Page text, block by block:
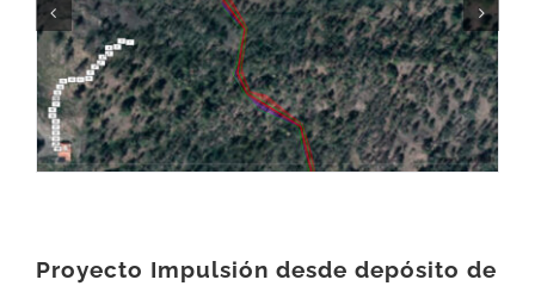
Proyecto Impulsión desde depósito de